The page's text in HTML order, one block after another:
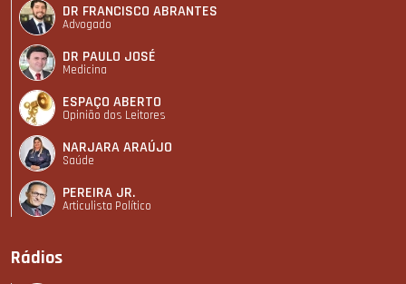
DR FRANCISCO ABRANTES
Advogado
DR PAULO JOSÉ
Medicina
ESPAÇO ABERTO
Opinião dos Leitores
NARJARA ARAÚJO
Saúde
PEREIRA JR.
Articulista Polí­tico
Rádios